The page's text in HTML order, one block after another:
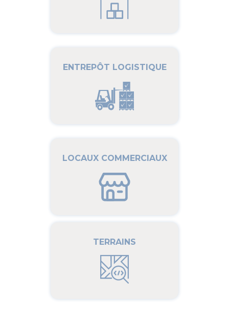
ENTREPÔT LOGISTIQUE
LOCAUX COMMERCIAUX
TERRAINS